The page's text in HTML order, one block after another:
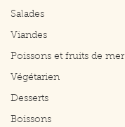
Salades
Viandes
Poissons et fruits de mer
Végétarien
Desserts
Boissons